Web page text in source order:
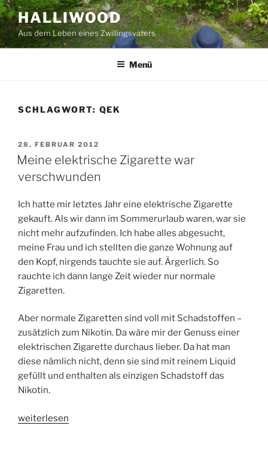
Zum
Inhalt
springen
HALLIWOOD
Aus dem Leben eines Zwillingsvaters
Menü
SCHLAGWORT: QEK
VERÖFFENTLICHT
AM
28. FEBRUAR 2012
Meine elektrische Zigarette war
verschwunden
Ich hatte mir letztes Jahr eine elektrische Zigarette
gekauft. Als wir dann im Sommerurlaub waren, war sie
nicht mehr aufzufinden. Ich habe alles abgesucht,
meine Frau und ich stellten die ganze Wohnung auf
den Kopf, nirgends tauchte sie auf. Ärgerlich. So
rauchte ich dann lange Zeit wieder nur normale
Zigaretten.
Aber normale Zigaretten sind voll mit Schadstoffen –
zusätzlich zum Nikotin. Da wäre mir der Genuss einer
elektrischen Zigarette durchaus lieber. Da hat man
diese nämlich nicht, denn sie sind mit reinem Liquid
gefüllt und enthalten als einzigen Schadstoff das
Nikotin.
„Meine
weiterlesen